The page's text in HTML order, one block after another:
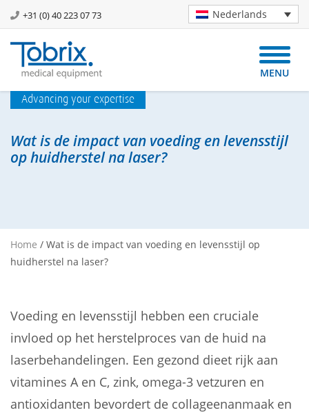
+31 (0) 40 223 07 73 Nederlands
MENU
Advancing your expertise
Wat is de impact van voeding en levensstijl
op huidherstel na laser?
Home / Wat is de impact van voeding en levensstijl op
huidherstel na laser?
Voeding en levensstijl hebben een cruciale
invloed op het herstelproces van de huid na
laserbehandelingen. Een gezond dieet rijk aan
vitamines A en C, zink, omega-3 vetzuren en
antioxidanten bevordert de collageenanmaak en